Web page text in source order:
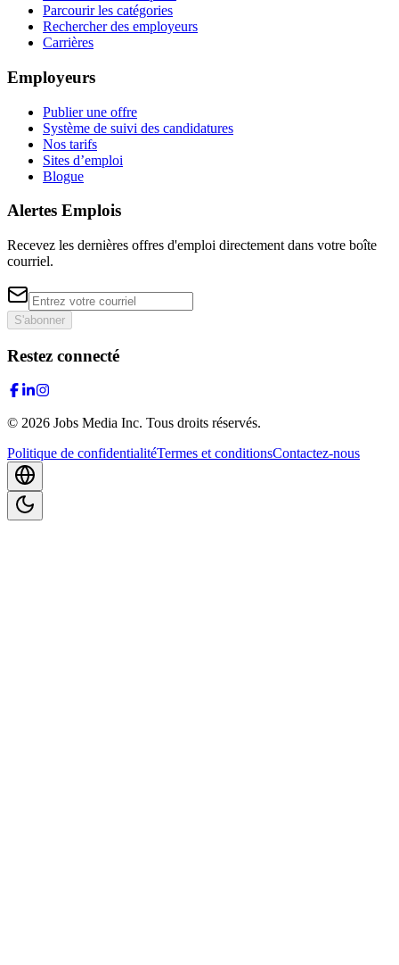
Parcourir les catégories
Rechercher des employeurs
Carrières
Employeurs
Publier une offre
Système de suivi des candidatures
Nos tarifs
Sites d’emploi
Blogue
Alertes Emplois
Recevez les dernières offres d'emploi directement dans votre boîte
courriel.
S'abonner
Restez connecté
© 2026 Jobs Media Inc. Tous droits réservés.
Politique de confidentialitéTermes et conditionsContactez-nous